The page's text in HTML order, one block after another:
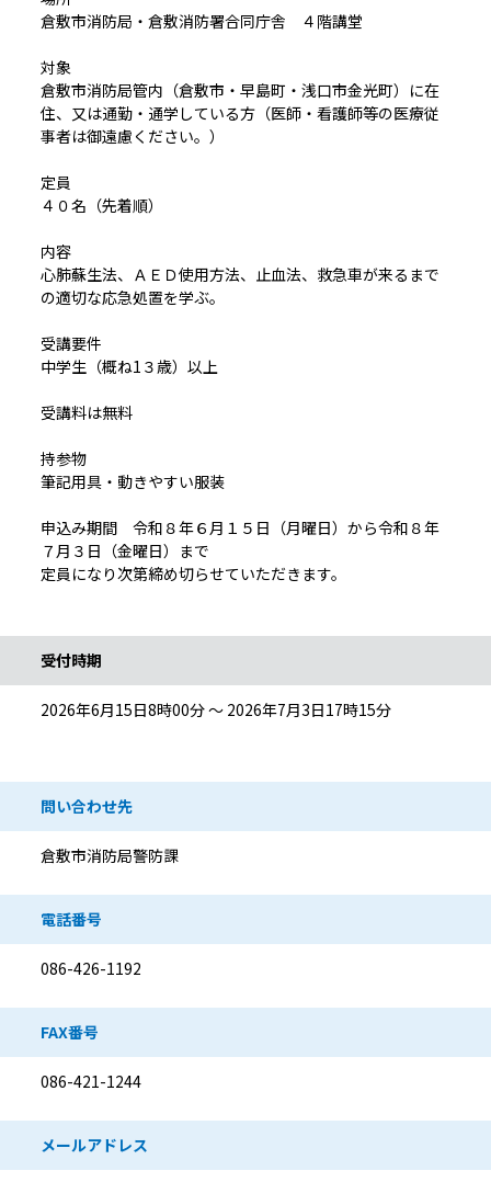
倉敷市消防局・倉敷消防署合同庁舎 ４階講堂
対象
倉敷市消防局管内（倉敷市・早島町・浅口市金光町）に在
住、又は通勤・通学している方（医師・看護師等の医療従
事者は御遠慮ください。）
定員
４０名（先着順）
内容
心肺蘇生法、ＡＥＤ使用方法、止血法、救急車が来るまで
の適切な応急処置を学ぶ。
受講要件
中学生（概ね1３歳）以上
受講料は無料
持参物
筆記用具・動きやすい服装
申込み期間 令和８年６月１５日（月曜日）から令和８年
７月３日（金曜日）まで
定員になり次第締め切らせていただきます。
受付時期
2026年6月15日8時00分 ～ 2026年7月3日17時15分
問い合わせ先
倉敷市消防局警防課
電話番号
086-426-1192
FAX番号
086-421-1244
メールアドレス